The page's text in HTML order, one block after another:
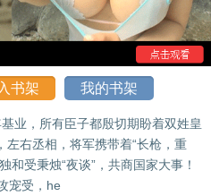
书架 我的书架
业，所有臣子都殷切期盼着双姓皇
右丞相，将军携带着“长枪，重
和受秉烛“夜谈”，共商国家大事！
宠受，he